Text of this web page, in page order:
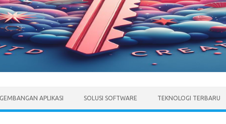
APLIKASI SOLUSI SOFTWARE TEKNOLOGI TERBARU